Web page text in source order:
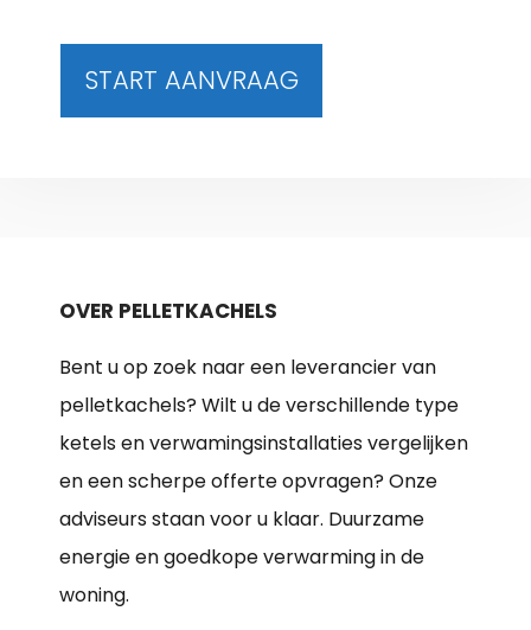
START AANVRAAG
OVER PELLETKACHELS
Bent u op zoek naar een leverancier van
pelletkachels? Wilt u de verschillende type
ketels en verwamingsinstallaties vergelijken
en een scherpe offerte opvragen? Onze
adviseurs staan voor u klaar. Duurzame
energie en goedkope verwarming in de
woning.